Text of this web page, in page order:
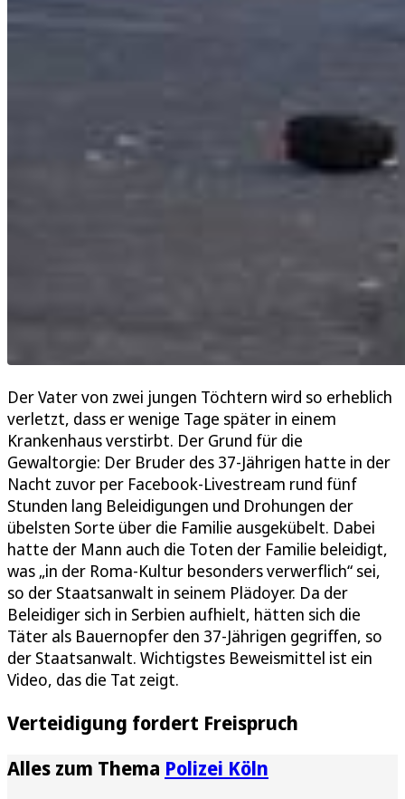
Der Vater von zwei jungen Töchtern wird so erheblich
verletzt, dass er wenige Tage später in einem
Krankenhaus verstirbt. Der Grund für die
Gewaltorgie: Der Bruder des 37-Jährigen hatte in der
Nacht zuvor per Facebook-Livestream rund fünf
Stunden lang Beleidigungen und Drohungen der
übelsten Sorte über die Familie ausgekübelt. Dabei
hatte der Mann auch die Toten der Familie beleidigt,
was „in der Roma-Kultur besonders verwerflich“ sei,
so der Staatsanwalt in seinem Plädoyer. Da der
Beleidiger sich in Serbien aufhielt, hätten sich die
Täter als Bauernopfer den 37-Jährigen gegriffen, so
der Staatsanwalt. Wichtigstes Beweismittel ist ein
Video, das die Tat zeigt.
Verteidigung fordert Freispruch
Alles zum Thema Polizei Köln